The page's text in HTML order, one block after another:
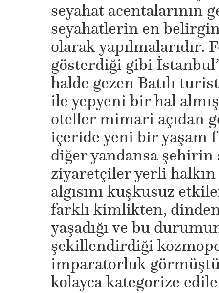
seyahat
seyahatlerin en
olarak yapılmalarıdır.
gösterdiği gibi
halde gezen Batılı
ile yepyeni bir hal
oteller mimari açıdan
içeride yeni bir yaşam
diğer yandansa şehirin
ziyaretçiler yerli halkın
algısını kuşkusuz
farklı kimlikten,
yaşadığı ve bu
şekillendirdiği
imparatorluk
kolayca kategorize